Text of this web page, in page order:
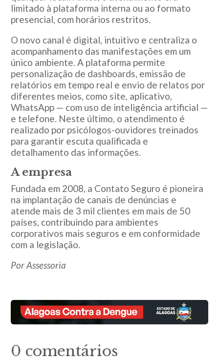
limitado à plataforma interna ou ao formato
presencial, com horários restritos.
O novo canal é digital, intuitivo e centraliza o
acompanhamento das manifestações em um
único ambiente. A plataforma permite
personalização de dashboards, emissão de
relatórios em tempo real e envio de relatos por
diferentes meios, como site, aplicativo,
WhatsApp — com uso de inteligência artificial —
e telefone. Neste último, o atendimento é
realizado por psicólogos-ouvidores treinados
para garantir escuta qualificada e
detalhamento das informações.
A empresa
Fundada em 2008, a Contato Seguro é pioneira
na implantação de canais de denúncias e
atende mais de 3 mil clientes em mais de 50
países, contribuindo para ambientes
corporativos mais seguros e em conformidade
com a legislação.
Por Assessoria
0 comentários